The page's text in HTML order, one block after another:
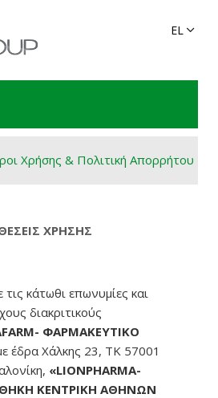
Χρήσης & Πολιτική Απορρήτου
ΧΡΗΣΗΣ
τις κάτωθι επωνυμίες και
διακριτικούς
ΦΑΡΜΑΚΕΥΤΙΚΟ
έδρα Χάλκης 23, ΤΚ 57001
«LΙΟΝPHARMA-
ΚΕΝΤΡΙΚΗ ΑΘΗΝΩΝ